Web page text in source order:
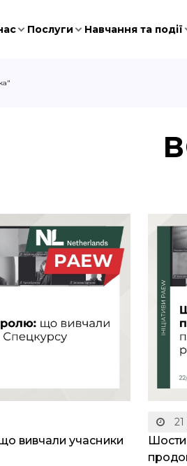
Послуги Навчання та події
вивчали учасники